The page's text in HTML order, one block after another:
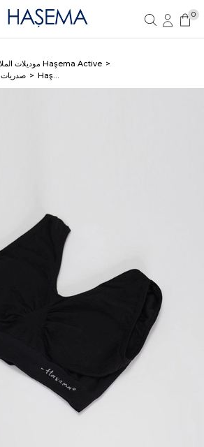
تسجيل
0
موديلات الملابس الرياضية للمحجبات - سلسلة Haşema Active
صدريات
Haşema صدرية سباحة سوداء بحشوة